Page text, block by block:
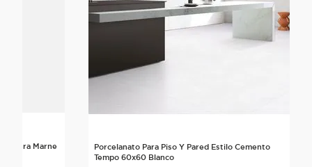
Madera Marne
Porcelanato Para Piso Y Pared Estilo Cemento
Tempo 60x60 Blanco